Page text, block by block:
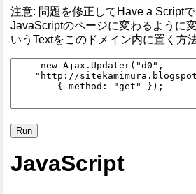
注意: 問題を修正してHave a Scriptで
JavaScriptのページに変わるように
いうTextをこのドメイン内に置く方
JavaScript